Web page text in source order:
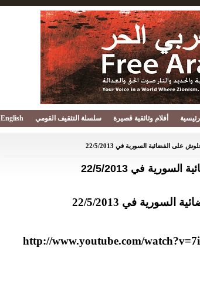
أفلام وثائقية قصيرة سلسلة التثقيف القومي English
على الفضائية السورية في 22/5/2013
في 22/5/2013
في 22/5/2013
http://www.youtube.com/